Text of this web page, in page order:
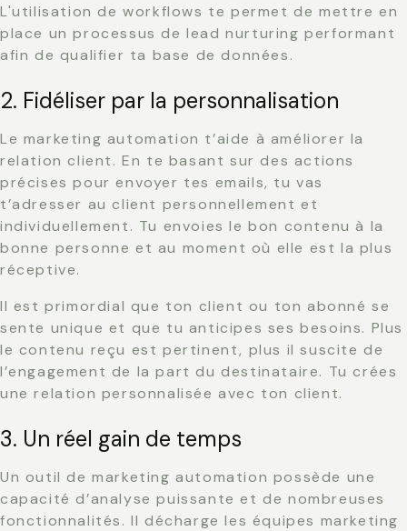
L'utilisation de workflows te permet de mettre en
place un processus de lead nurturing performant
afin de qualifier ta base de données.
2. Fidéliser par la personnalisation
Le marketing automation t’aide à améliorer la
relation client. En te basant sur des actions
précises pour envoyer tes emails, tu vas
t’adresser au client personnellement et
individuellement. Tu envoies le bon contenu à la
bonne personne et au moment où elle est la plus
réceptive.
Il est primordial que ton client ou ton abonné se
sente unique et que tu anticipes ses besoins. Plus
le contenu reçu est pertinent, plus il suscite de
l’engagement de la part du destinataire. Tu crées
une relation personnalisée avec ton client.
3. Un réel gain de temps
Un outil de marketing automation possède une
capacité d’analyse puissante et de nombreuses
fonctionnalités. Il décharge les équipes marketing